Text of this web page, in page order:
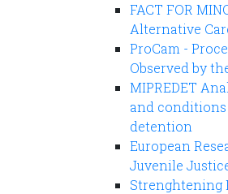
FACT FOR
Alternative
ProCam -
Observed by
MIPREDET
and
detention
European
Juvenile
Strenghtening